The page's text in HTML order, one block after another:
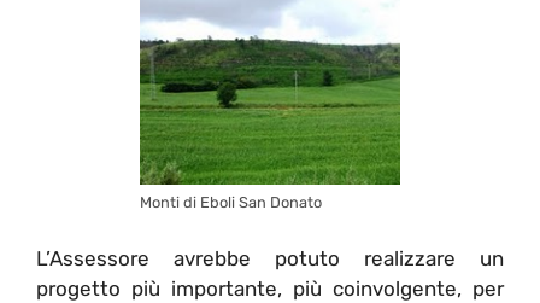
Monti di Eboli San Donato
L’Assessore avrebbe potuto realizzare un
progetto più importante, più coinvolgente, per